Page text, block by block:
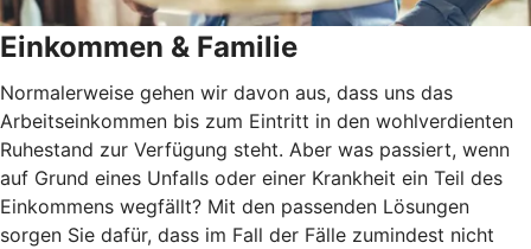
Einkommen & Familie
Normalerweise gehen wir davon aus, dass uns das
Arbeitseinkommen bis zum Eintritt in den wohlverdienten
Ruhestand zur Verfügung steht. Aber was passiert, wenn
auf Grund eines Unfalls oder einer Krankheit ein Teil des
Einkommens wegfällt? Mit den passenden Lösungen
sorgen Sie dafür, dass im Fall der Fälle zumindest nicht